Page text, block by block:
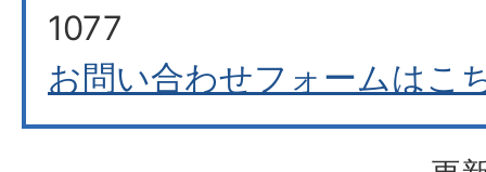
1077
お問い合わせフォームはこ